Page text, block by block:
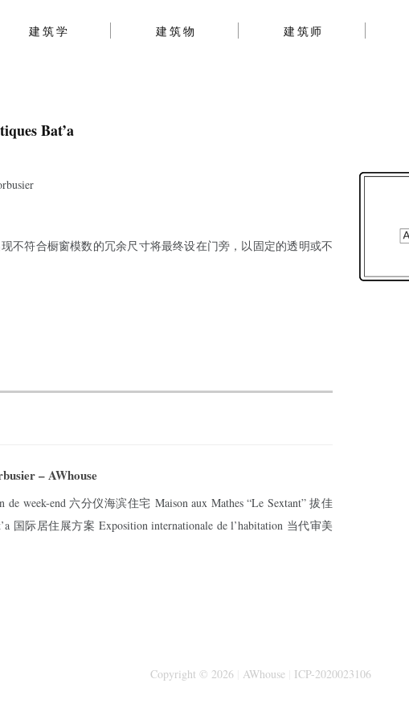
建筑学 建筑物 建筑师
Bat’a
不符合橱窗模数的冗余尺寸将最终设在门旁，以固定的透明或不
– AWhouse
week-end 六分仪海滨住宅 Maison aux Mathes “Le Sextant” 拔佳
国际居住展方案 Exposition internationale de l’habitation 当代审美
Copyright © 2026| AWhouse ICP-2020023106